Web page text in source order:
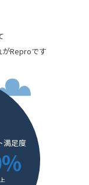
がReproです
満足度
%